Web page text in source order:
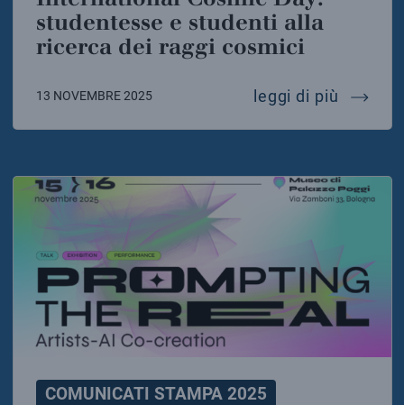
studentesse e studenti alla
ricerca dei raggi cosmici
13 NOVEMBRE 2025 leggi di più
COMUNICATI STAMPA 2025